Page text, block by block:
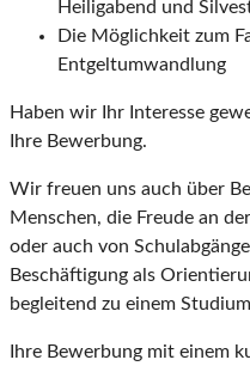
Heiligabend und
Die Möglichkeit zum
Entgeltumwandlung
Haben wir Ihr Interesse
Ihre Bewerbung.
Wir freuen uns auch über
Menschen, die Freude an
oder auch von
Beschäftigung als
begleitend zu einem
Ihre Bewerbung mit einem